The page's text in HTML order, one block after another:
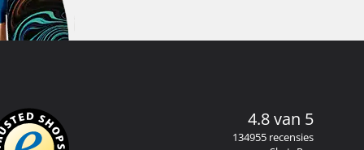
4.8 van 5
134955 recensies